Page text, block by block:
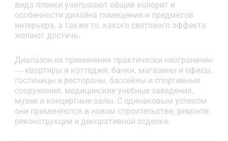
вида пленки учитывают общий колорит и
особенности дизайна помещения и предметов
интерьера, а также то, какого светового эффекта
желают достичь.
Диапазон их применения практически неограничен
— квартиры и коттеджи, банки, магазины и офисы,
гостиницы и рестораны, бассейны и спортивные
сооружения, медицинские учебные заведения,
музеи и концертные залы. С одинаковым успехом
они применяются в новом строительстве, ремонте,
реконструкции и декоративной отделке.